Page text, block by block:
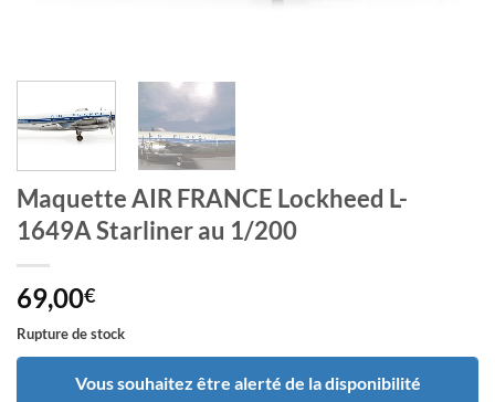
Maquette AIR FRANCE Lockheed L-
1649A Starliner au 1/200
69,00€
Rupture de stock
Vous souhaitez être alerté de la disponibilité